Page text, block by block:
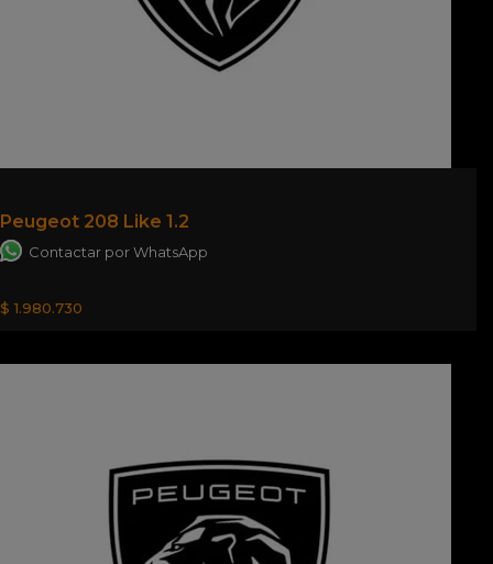
Peugeot 208 Like 1.2
Contactar por WhatsApp
$ 1.980.730